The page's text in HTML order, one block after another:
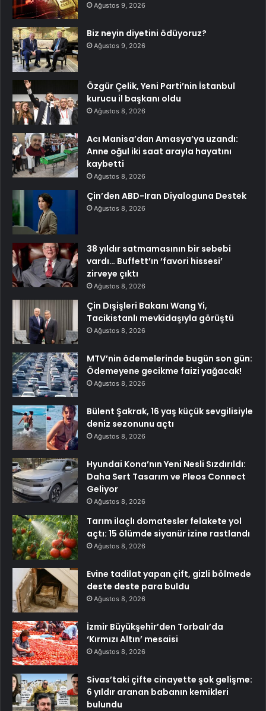
Ağustos 9, 2026
Biz neyin diyetini ödüyoruz?
Ağustos 9, 2026
Özgür Çelik, Yeni Parti’nin İstanbul
kurucu il başkanı oldu
Ağustos 8, 2026
Acı Manisa’dan Amasya’ya uzandı:
Anne oğul iki saat arayla hayatını
kaybetti
Ağustos 8, 2026
Çin’den ABD-Iran Diyaloguna Destek
Ağustos 8, 2026
38 yıldır satmamasının bir sebebi
vardı… Buffett’ın ‘favori hissesi’
zirveye çıktı
Ağustos 8, 2026
Çin Dışişleri Bakanı Wang Yi,
Tacikistanlı mevkidaşıyla görüştü
Ağustos 8, 2026
MTV’nin ödemelerinde bugün son gün:
Ödemeyene gecikme faizi yağacak!
Ağustos 8, 2026
Bülent Şakrak, 16 yaş küçük sevgilisiyle
deniz sezonunu açtı
Ağustos 8, 2026
Hyundai Kona’nın Yeni Nesli Sızdırıldı:
Daha Sert Tasarım ve Pleos Connect
Geliyor
Ağustos 8, 2026
Tarım ilaçlı domatesler felakete yol
açtı: 15 ölümde siyanür izine rastlandı
Ağustos 8, 2026
Evine tadilat yapan çift, gizli bölmede
deste deste para buldu
Ağustos 8, 2026
İzmir Büyükşehir’den Torbalı’da
‘Kırmızı Altın’ mesaisi
Ağustos 8, 2026
Sivas’taki çifte cinayette şok gelişme:
6 yıldır aranan babanın kemikleri
bulundu